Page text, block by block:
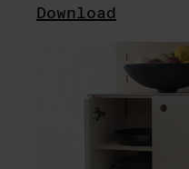
Download